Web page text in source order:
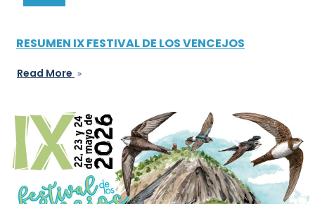
RESUMEN IX FESTIVAL DE LOS VENCEJOS
Read More